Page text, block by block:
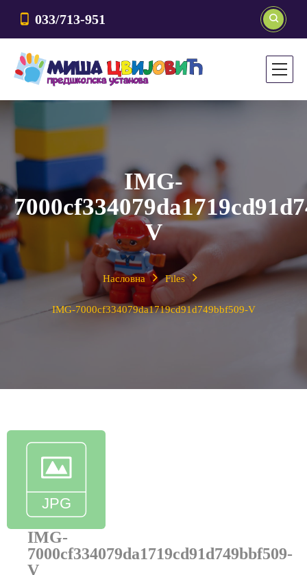
033/713-951
IMG-
V
Насловна Files
IMG-7000cf334079da1719cd91d749bbf509-V
IMG-
7000cf334079da1719cd91d749bbf509-
V